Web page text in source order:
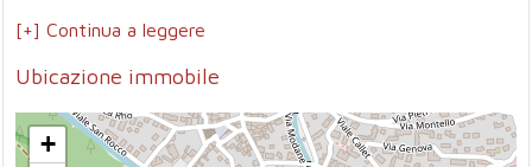
[+] Continua a leggere
Ubicazione immobile
+